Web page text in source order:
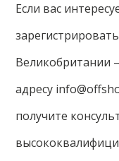
Если вас
Великобритании
адресу
получите